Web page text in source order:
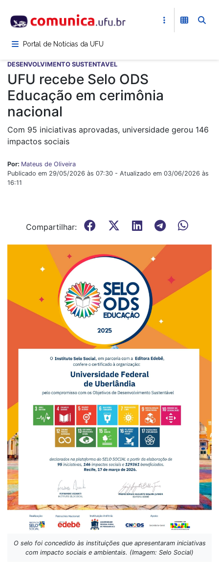
para
conteúdoPortal de Notícias da UFU
DESENVOLVIMENTO SUSTENTAVEL
UFU recebe Selo ODS
Educação em cerimônia
nacional
Com 95 iniciativas aprovadas, universidade gerou 146
impactos sociais
Por: Mateus de Oliveira
Publicado em 29/05/2026 às 07:30 - Atualizado em 03/06/2026 às
16:11
Compartilhar:
O selo foi concedido às instituições que apresentaram iniciativas
com impacto sociais e ambientais. (Imagem: Selo Social)